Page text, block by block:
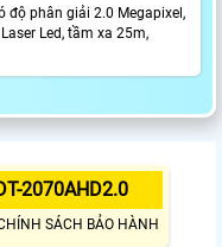
độ phân giải 2.0 Megapixel,
Led, tầm xa 25m,
2070AHD2.0
SÁCH BẢO HÀNH